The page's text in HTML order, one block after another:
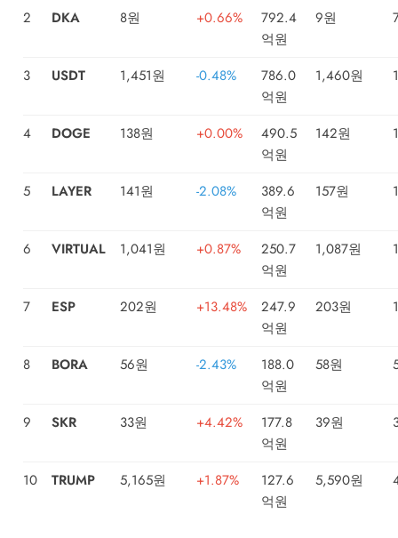
2
DKA 8원 +0.66%
792.4
억원
9원
3 USDT 1,451원 -0.48%
786.0
억원
1,460원
4 DOGE 138원 +0.00%
490.5
억원
142원
5 LAYER 141원 -2.08%
389.6
억원
157원
6 VIRTUAL 1,041원 +0.87%
250.7
억원
1,087원
7 ESP 202원 +13.48%
247.9
억원
203원
8 BORA 56원 -2.43%
188.0
억원
58원
9 SKR 33원 +4.42%
177.8
억원
39원
10 TRUMP 5,165원 +1.87%
127.6
억원
5,590원